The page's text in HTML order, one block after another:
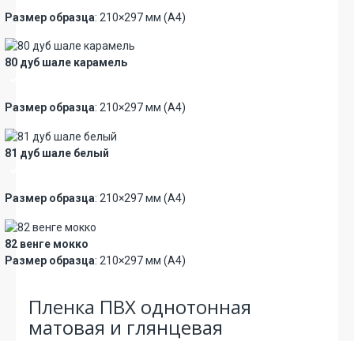
Размер образца: 210×297 мм (А4)
80 дуб шале карамель
Размер образца: 210×297 мм (А4)
81 дуб шале белый
Размер образца: 210×297 мм (А4)
82 венге мокко
Размер образца: 210×297 мм (А4)
Пленка ПВХ однотонная
матовая и глянцевая